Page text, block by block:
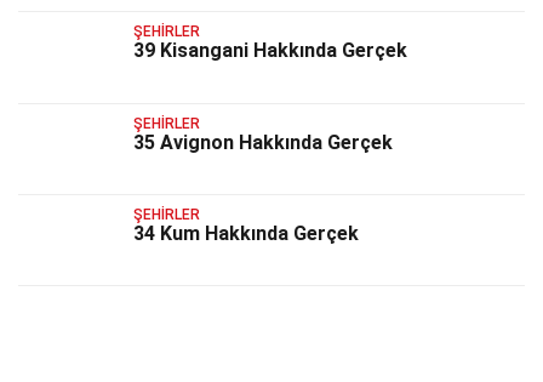
ŞEHIRLER
39 Kisangani Hakkında Gerçek
ŞEHIRLER
35 Avignon Hakkında Gerçek
ŞEHIRLER
34 Kum Hakkında Gerçek